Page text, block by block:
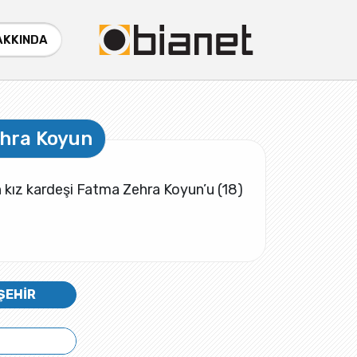
Koyun
kardeşi Fatma Zehra Koyun’u (18)